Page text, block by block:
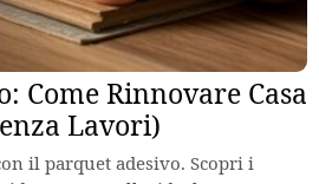
Come Rinnovare Casa
Lavori)
il parquet adesivo. Scopri i